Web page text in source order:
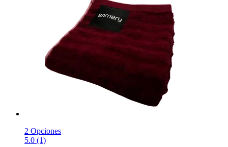
2 Opciones
5.0 (1)